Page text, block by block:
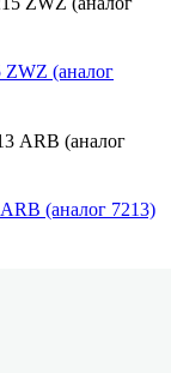
(аналог
(аналог 7213)